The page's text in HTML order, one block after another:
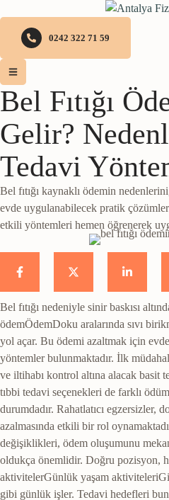
0242 322 71 59
Bel Fıtığı
Gelir?
Tedavi
Bel fıtığı kaynaklı ödemin
evde uygulanabilecek pratik
etkili yöntemleri hemen öğrenerek
Bel fıtığı nedeniyle sinir baskısı
ödemÖdemDoku aralarında sıvı
yol açar. Bu ödemi azaltmak için
yöntemler bulunmaktadır. İlk
ve iltihabı kontrol altına alacak basit
tıbbi tedavi seçenekleri de farklı
durumdadır. Rahatlatıcı egzersizler,
azalmasında etkili bir rol
değişiklikleri, ödem oluşumunu
oldukça önemlidir. Doğru pozisyon,
aktivitelerGünlük yaşam aktiviteleri
gibi günlük işler. Tedavi hedefleri